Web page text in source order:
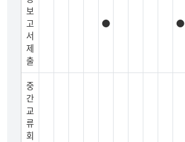
보
고
서
제
출
● ●
중
간
교
류
회